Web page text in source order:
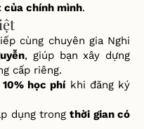
của chính mình.
ếp cùng chuyên gia Nghi
ễn, giúp bạn xây dựng
cấp riêng.
10% học phíkhi đăng ký
dụng trongthời gian có